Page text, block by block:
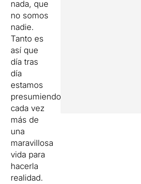
nada, que
no somos
nadie.
Tanto es
así que
día tras
día
estamos
presumiendo
cada vez
más de
una
maravillosa
vida para
hacerla
realidad.